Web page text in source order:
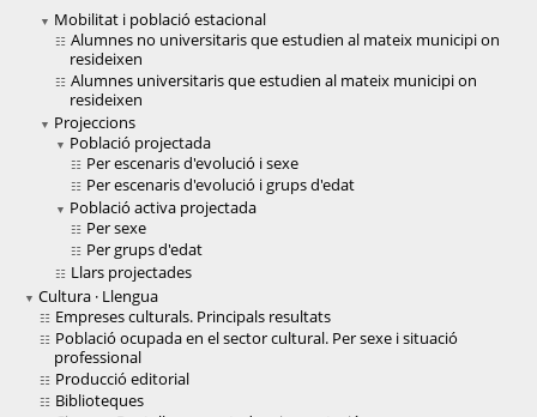
Mobilitat i població estacional
Alumnes no universitaris que estudien al mateix municipi on
resideixen
Alumnes universitaris que estudien al mateix municipi on
resideixen
Projeccions
Població projectada
Per escenaris d'evolució i sexe
Per escenaris d'evolució i grups d'edat
Població activa projectada
Per sexe
Per grups d'edat
Llars projectades
Cultura · Llengua
Empreses culturals. Principals resultats
Població ocupada en el sector cultural. Per sexe i situació
professional
Producció editorial
Biblioteques